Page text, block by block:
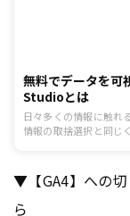
無料でデータを
Studioとは
日々多くの情報に触れ
情報の取捨選択と同じ
特徴、メリット、簡単
▼【GA4】への切
ら